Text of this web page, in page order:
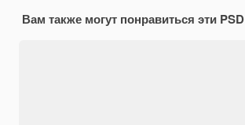
Вам также могут понравиться эти PSD